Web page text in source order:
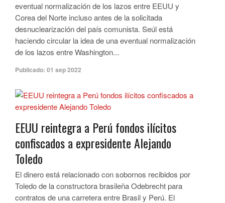
eventual normalización de los lazos entre EEUU y
Corea del Norte incluso antes de la solicitada
desnuclearización del país comunista. Seúl está
haciendo circular la idea de una eventual normalización
de los lazos entre Washington...
Publicado: 01 sep 2022
EEUU reintegra a Perú fondos ilícitos
confiscados a expresidente Alejando
Toledo
El dinero está relacionado con sobornos recibidos por
Toledo de la constructora brasileña Odebrecht para
contratos de una carretera entre Brasil y Perú. El